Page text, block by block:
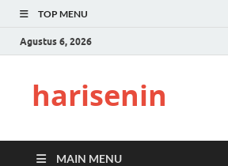
TOP MENU
Agustus 6, 2026
harisenin
MAIN MENU